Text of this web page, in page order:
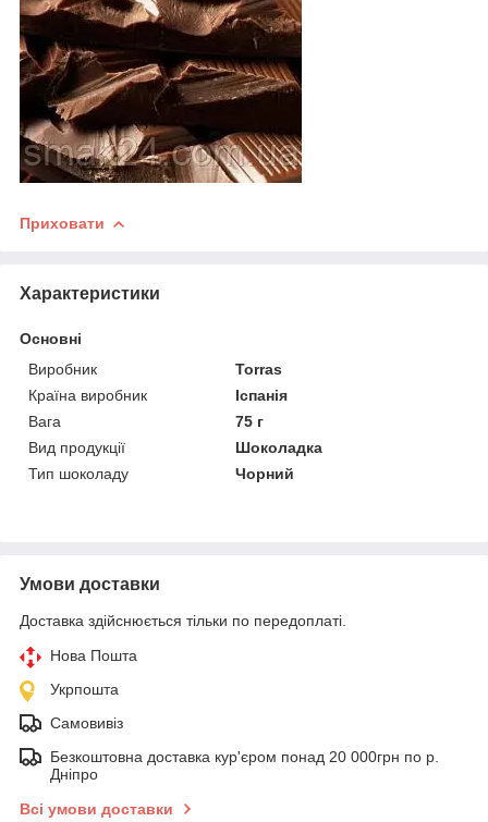
Приховати
Характеристики
Основні
Виробник
Torras
Країна виробник
Іспанія
Вага
75 г
Вид продукції
Шоколадка
Тип шоколаду
Чорний
Умови доставки
Доставка здійснюється тільки по передоплаті.
Нова Пошта
Укрпошта
Самовивіз
Безкоштовна доставка кур'єром понад 20 000грн по р.
Дніпро
Всі умови доставки